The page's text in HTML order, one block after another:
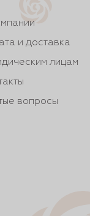
и доставка
лицам
вопросы